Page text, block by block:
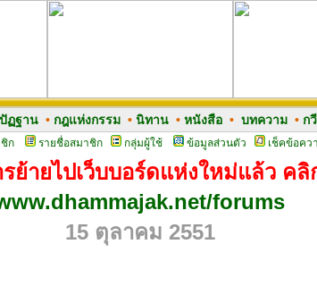
ฏฐาน• กฎแห่งกรรม• นิทาน• หนังสือ• บทความ• ก
ก รายชื่อสมาชิก กลุ่มผู้ใช้ ข้อมูลส่วนตัว เช็คข้อคว
ย้ายไปเว็บบอร์ดแห่งใหม่แล้ว ค
forums
15 ตุลาคม 2551